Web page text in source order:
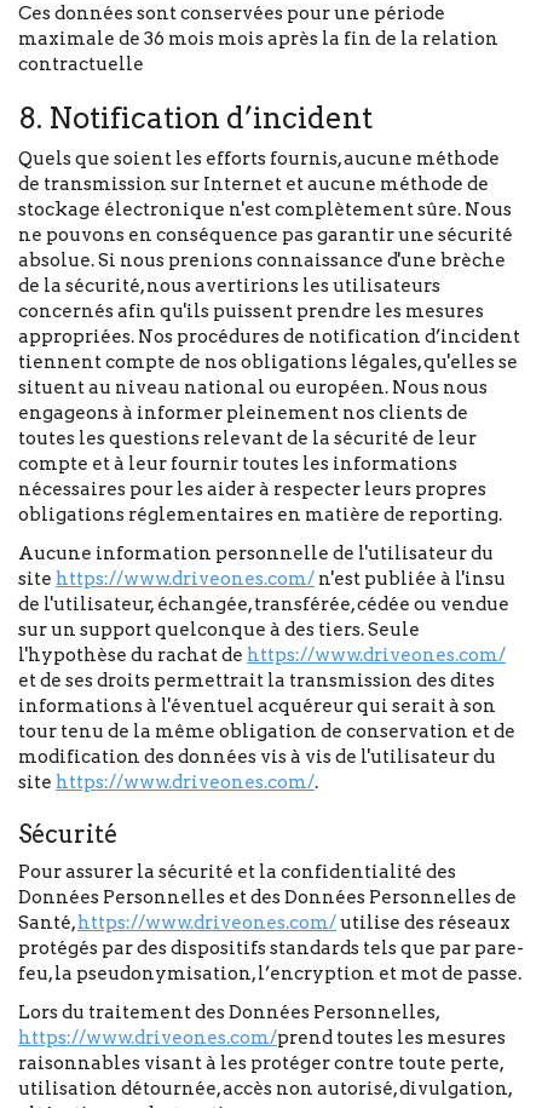
Ces données sont conservées pour une période
maximale de 36 mois mois après la fin de la relation
contractuelle
8. Notification d’incident
Quels que soient les efforts fournis, aucune méthode
de transmission sur Internet et aucune méthode de
stockage électronique n'est complètement sûre. Nous
ne pouvons en conséquence pas garantir une sécurité
absolue. Si nous prenions connaissance d'une brèche
de la sécurité, nous avertirions les utilisateurs
concernés afin qu'ils puissent prendre les mesures
appropriées. Nos procédures de notification d’incident
tiennent compte de nos obligations légales, qu'elles se
situent au niveau national ou européen. Nous nous
engageons à informer pleinement nos clients de
toutes les questions relevant de la sécurité de leur
compte et à leur fournir toutes les informations
nécessaires pour les aider à respecter leurs propres
obligations réglementaires en matière de reporting.
Aucune information personnelle de l'utilisateur du
site https://www.driveones.com/ n'est publiée à l'insu
de l'utilisateur, échangée, transférée, cédée ou vendue
sur un support quelconque à des tiers. Seule
l'hypothèse du rachat de https://www.driveones.com/
et de ses droits permettrait la transmission des dites
informations à l'éventuel acquéreur qui serait à son
tour tenu de la même obligation de conservation et de
modification des données vis à vis de l'utilisateur du
site https://www.driveones.com/.
Sécurité
Pour assurer la sécurité et la confidentialité des
Données Personnelles et des Données Personnelles de
Santé,https://www.driveones.com/utilise des réseaux
protégés par des dispositifs standards tels que par pare-
feu, la pseudonymisation, l’encryption et mot de passe.
Lors du traitement des Données Personnelles,
https://www.driveones.com/prend toutes les mesures
raisonnables visant à les protéger contre toute perte,
utilisation détournée, accès non autorisé, divulgation,